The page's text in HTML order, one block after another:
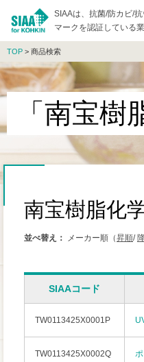
SIAAは、抗菌/防カビ/
マークを認証している
TOP > 商品検索
「南宝
南宝樹脂化
並べ替え： メーカー順（昇順/
SIAAコード
TW0113425X0001P
TW0113425X0002Q